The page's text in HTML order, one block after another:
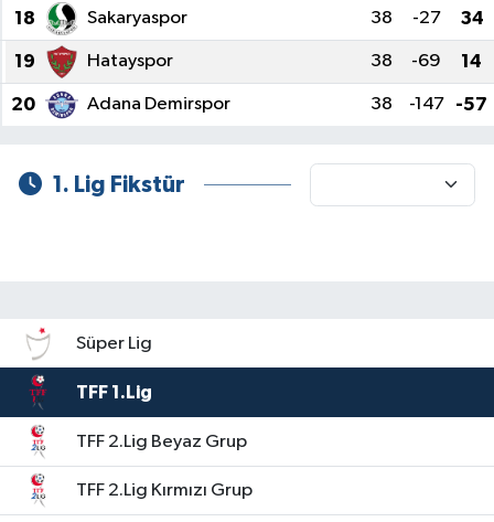
18 Sakaryaspor 38 -27 34
19 Hatayspor 38 -69 14
20 Adana Demirspor 38 -147 -57
1. Lig Fikstür
Süper Lig
TFF 1.Lig
TFF 2.Lig Beyaz Grup
TFF 2.Lig Kırmızı Grup